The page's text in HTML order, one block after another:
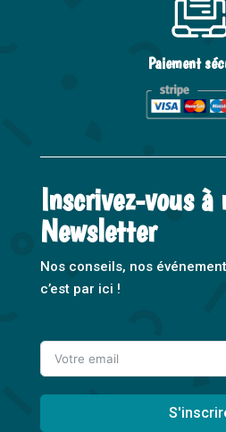
Paiement
Inscrivez-vous à
Newsletter
Nos conseils, nos
c’est par ici !